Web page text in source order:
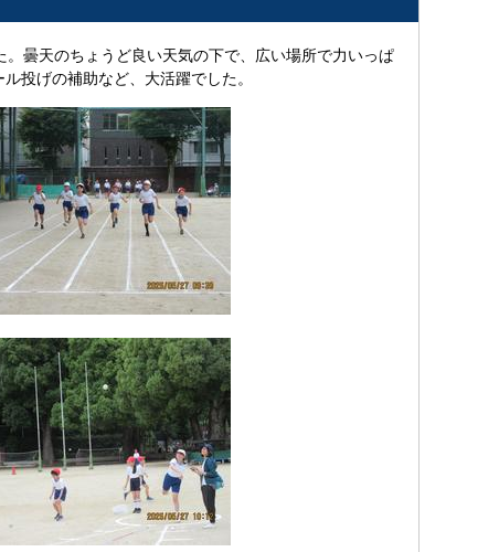
曇天のちょうど良い天気の下で、広い場所で力いっぱ
投げの補助など、大活躍でした。